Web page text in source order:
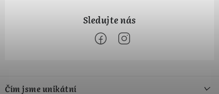
áČím jsme unikátní